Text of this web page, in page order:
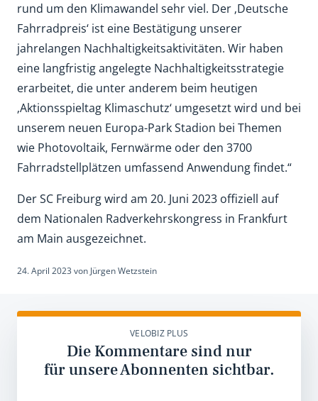
rund um den Klimawandel sehr viel. Der ‚Deutsche
Fahrradpreis‘ ist eine Bestätigung unserer
jahrelangen Nachhaltigkeitsaktivitäten. Wir haben
eine langfristig angelegte Nachhaltigkeitsstrategie
erarbeitet, die unter anderem beim heutigen
‚Aktionsspieltag Klimaschutz‘ umgesetzt wird und bei
unserem neuen Europa-Park Stadion bei Themen
wie Photovoltaik, Fernwärme oder den 3700
Fahrradstellplätzen umfassend Anwendung findet.“
Der SC Freiburg wird am 20. Juni 2023 offiziell auf
dem Nationalen Radverkehrskongress in Frankfurt
am Main ausgezeichnet.
24. April 2023 von Jürgen Wetzstein
VELOBIZ PLUS
Die Kommentare sind nur
für unsere Abonnenten sichtbar.